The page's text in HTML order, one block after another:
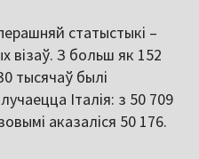
статыстыкі –
візаў. З больш як 152
тысячаў былі
Італія: з 50 709
аказаліся 50 176.